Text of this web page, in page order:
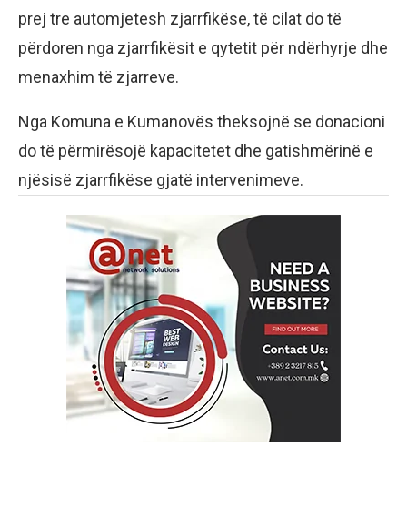
prej tre automjetesh zjarrfikëse, të cilat do të
përdoren nga zjarrfikësit e qytetit për ndërhyrje dhe
menaxhim të zjarreve.
Nga Komuna e Kumanovës theksojnë se donacioni
do të përmirësojë kapacitetet dhe gatishmërinë e
njësisë zjarrfikëse gjatë intervenimeve.